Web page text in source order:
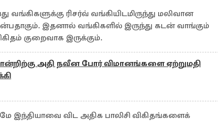
ரிசர்வ் வங்கியிடமிருந்து மலிவான
இதனால் வங்கிகளில் இருந்து கடன் வாங்கும்
குறைவாக இருக்கும்.
அதி நவீன போர் விமானங்களை ஏற்றுமதி
இந்தியாவை விட அதிக பாலிசி விகிதங்களைக்